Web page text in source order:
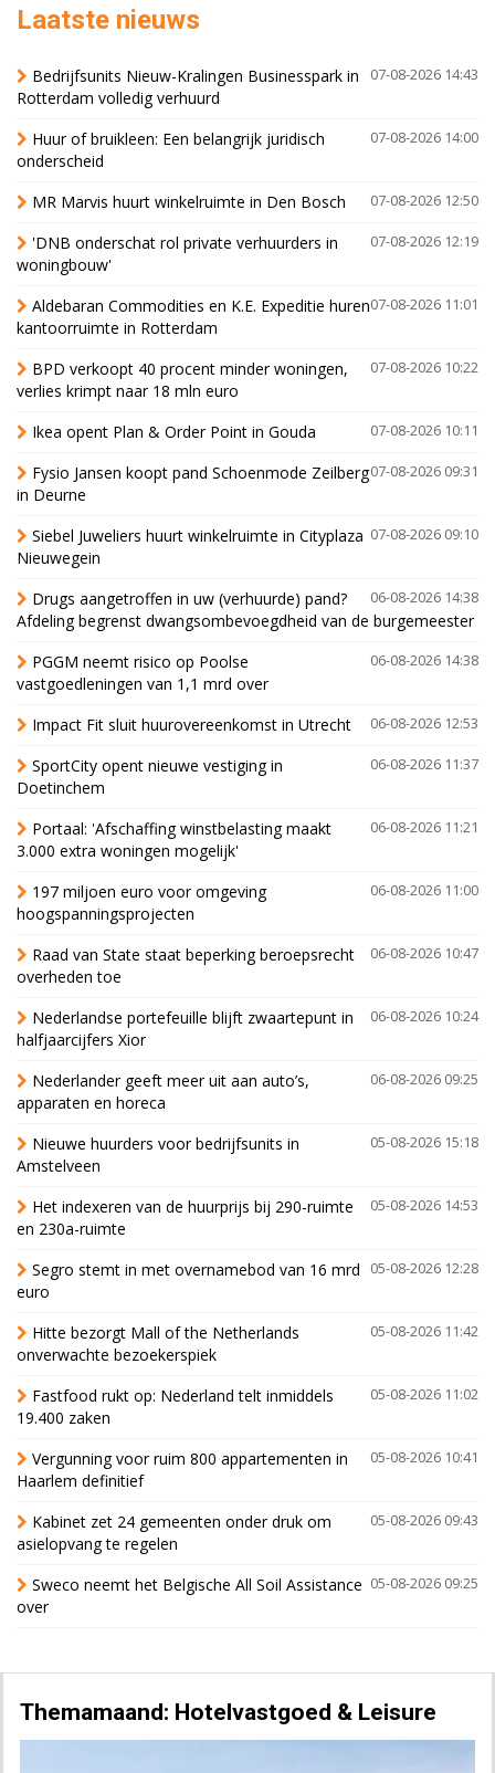
Laatste nieuws
07-08-2026 14:43
Bedrijfsunits Nieuw-Kralingen Businesspark in
Rotterdam volledig verhuurd
07-08-2026 14:00
Huur of bruikleen: Een belangrijk juridisch
onderscheid
07-08-2026 12:50
MR Marvis huurt winkelruimte in Den Bosch
07-08-2026 12:19
'DNB onderschat rol private verhuurders in
woningbouw'
07-08-2026 11:01
Aldebaran Commodities en K.E. Expeditie huren
kantoorruimte in Rotterdam
07-08-2026 10:22
BPD verkoopt 40 procent minder woningen,
verlies krimpt naar 18 mln euro
07-08-2026 10:11
Ikea opent Plan & Order Point in Gouda
07-08-2026 09:31
Fysio Jansen koopt pand Schoenmode Zeilberg
in Deurne
07-08-2026 09:10
Siebel Juweliers huurt winkelruimte in Cityplaza
Nieuwegein
06-08-2026 14:38
Drugs aangetroffen in uw (verhuurde) pand?
Afdeling begrenst dwangsombevoegdheid van de burgemeester
06-08-2026 14:38
PGGM neemt risico op Poolse
vastgoedleningen van 1,1 mrd over
06-08-2026 12:53
Impact Fit sluit huurovereenkomst in Utrecht
06-08-2026 11:37
SportCity opent nieuwe vestiging in
Doetinchem
06-08-2026 11:21
Portaal: 'Afschaffing winstbelasting maakt
3.000 extra woningen mogelijk'
06-08-2026 11:00
197 miljoen euro voor omgeving
hoogspanningsprojecten
06-08-2026 10:47
Raad van State staat beperking beroepsrecht
overheden toe
06-08-2026 10:24
Nederlandse portefeuille blijft zwaartepunt in
halfjaarcijfers Xior
06-08-2026 09:25
Nederlander geeft meer uit aan auto’s,
apparaten en horeca
05-08-2026 15:18
Nieuwe huurders voor bedrijfsunits in
Amstelveen
05-08-2026 14:53
Het indexeren van de huurprijs bij 290-ruimte
en 230a-ruimte
05-08-2026 12:28
Segro stemt in met overnamebod van 16 mrd
euro
05-08-2026 11:42
Hitte bezorgt Mall of the Netherlands
onverwachte bezoekerspiek
05-08-2026 11:02
Fastfood rukt op: Nederland telt inmiddels
19.400 zaken
05-08-2026 10:41
Vergunning voor ruim 800 appartementen in
Haarlem definitief
05-08-2026 09:43
Kabinet zet 24 gemeenten onder druk om
asielopvang te regelen
05-08-2026 09:25
Sweco neemt het Belgische All Soil Assistance
over
Themamaand: Hotelvastgoed & Leisure